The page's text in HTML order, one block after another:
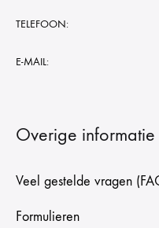
TELEFOON:
E-MAIL:
Overige informatie
Veel gestelde vragen
Formulieren